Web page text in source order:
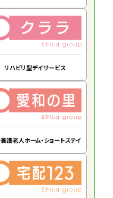
リハビリ型デイサービス
護老人ホーム・ショートステイ